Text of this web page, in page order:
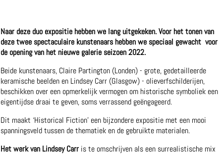
Naar deze duo expositie hebben we lang uitgekeken. Voor het tonen van
deze twee spectaculaire kunstenaars hebben we speciaal gewacht voor
de opening van het nieuwe galerie seizoen 2022.
Beide kunstenaars, Claire Partington (Londen) - grote, gedetailleerde
keramische beelden en Lindsey Carr (Glasgow) - olieverfschilderijen,
beschikken over een opmerkelijk vermogen om historische symboliek een
eigentijdse draai te geven, soms verrassend geëngageerd.
Dit maakt ‘Historical Fiction’ een bijzondere expositie met een mooi
spanningsveld tussen de thematiek en de gebruikte materialen.
Het werk van Lindsey Carr is te omschrijven als een surrealistische mix